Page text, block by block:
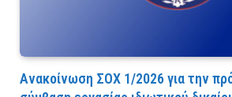
Ανακοίνωση ΣΟΧ 1/2026 για την